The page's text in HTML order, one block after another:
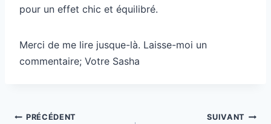
pour un effet chic et équilibré.
Merci de me lire jusque-là. Laisse-moi un
commentaire; Votre Sasha
Navigation
PRÉCÉDENT SUIVANT